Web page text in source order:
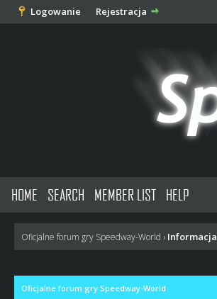
Logowanie Rejestracja
HOME SEARCH MEMBER LIST HELP
Oficjalne forum gry Speedway-World › Informacja
Oficjalne forum gry Speedway-World